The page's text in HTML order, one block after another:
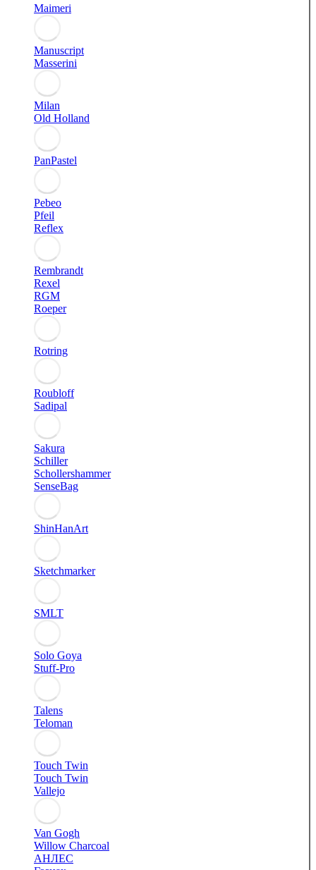
Maimeri
Manuscript
Masserini
Milan
Old Holland
PanPastel
Pebeo
Pfeil
Reflex
Rembrandt
Rexel
RGM
Roeper
Rotring
Roubloff
Sadipal
Sakura
Schiller
Schollershammer
SenseBag
ShinHanArt
Sketchmarker
SMLT
Solo Goya
Stuff-Pro
Talens
Teloman
Touch Twin
Touch Twin
Vallejo
Van Gogh
Willow Charcoal
АНЛЕС